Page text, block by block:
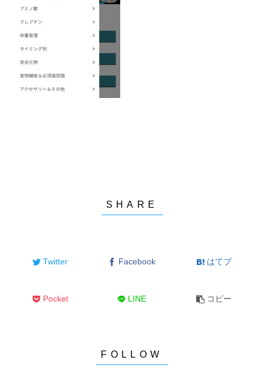
Twitter Facebook はてブ
Pocket LINE コピー